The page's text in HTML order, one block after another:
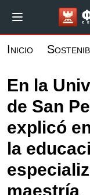
contenido
Inicio
En la
de San
explicó
la
maestría